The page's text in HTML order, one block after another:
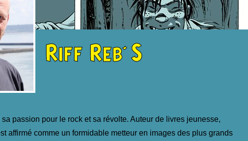
Riff Reb'S
passion pour le rock et sa révolte. Auteur de livres jeunesse,
affirmé comme un formidable metteur en images des plus grands